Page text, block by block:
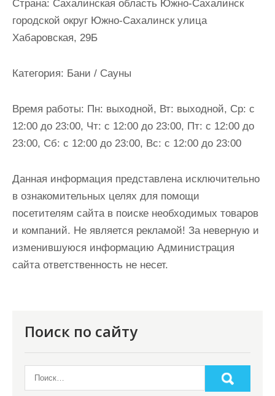
Страна: Сахалинская область Южно-Сахалинск
городской округ Южно-Сахалинск улица
Хабаровская, 29Б
Категория: Бани / Сауны
Время работы: Пн: выходной, Вт: выходной, Ср: с
12:00 до 23:00, Чт: с 12:00 до 23:00, Пт: с 12:00 до
23:00, Сб: с 12:00 до 23:00, Вс: с 12:00 до 23:00
Данная информация представлена исключительно
в ознакомительных целях для помощи
посетителям сайта в поиске необходимых товаров
и компаний. Не является рекламой! За неверную и
изменившуюся информацию Администрация
сайта ответственность не несет.
Поиск по сайту